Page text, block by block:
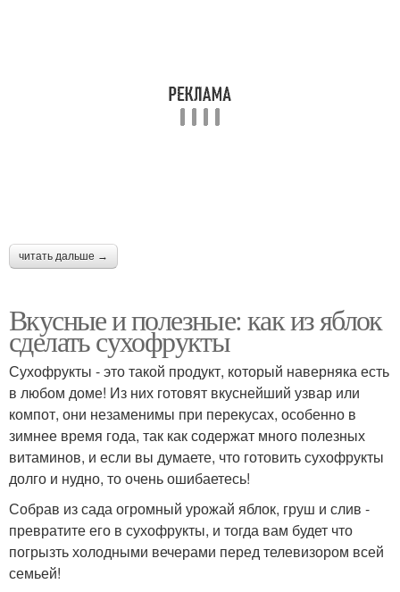
читать дальше →
Вкусные и полезные: как из яблок
сделать сухофрукты
Сухофрукты - это такой продукт, который наверняка есть
в любом доме! Из них готовят вкуснейший узвар или
компот, они незаменимы при перекусах, особенно в
зимнее время года, так как содержат много полезных
витаминов, и если вы думаете, что готовить сухофрукты
долго и нудно, то очень ошибаетесь!
Собрав из сада огромный урожай яблок, груш и слив -
превратите его в сухофрукты, и тогда вам будет что
погрызть холодными вечерами перед телевизором всей
семьей!